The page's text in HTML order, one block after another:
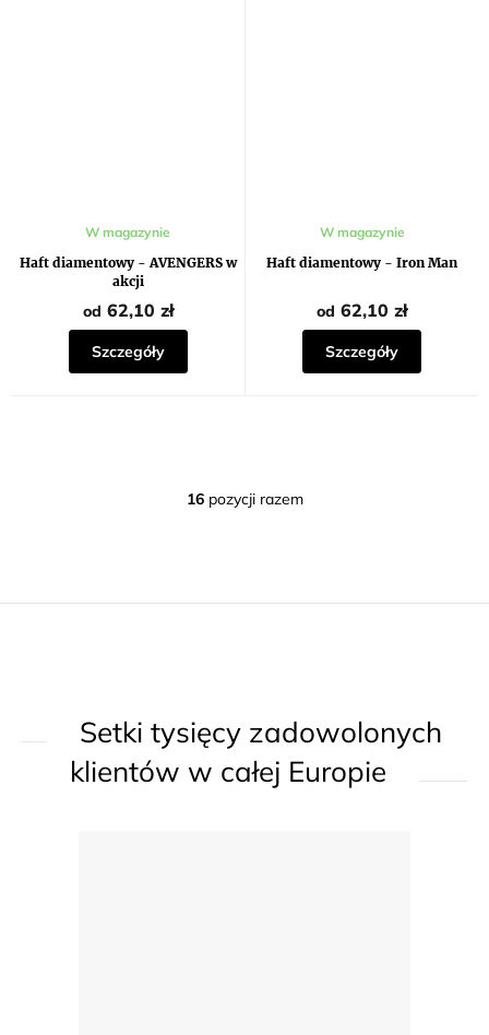
Haft diamentowy - AVENGERS w
akcji
W magazynie
od 62,10 zł
Szczegóły
Haft diamentowy - Iron Man
W magazynie
od 62,10 zł
Szczegóły
K
i
16pozycji razem
Setki tysięcy zadowolonych
klientów w całej Europie